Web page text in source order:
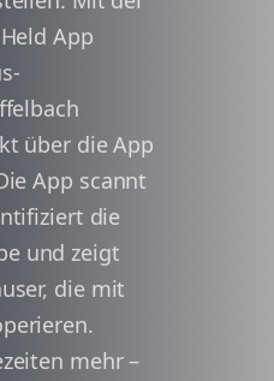
App
über die App
App scannt
die
und zeigt
die mit
mehr –